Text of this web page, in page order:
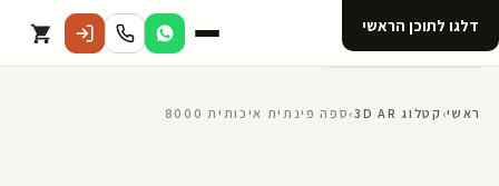
דלגו לתוכן הראשי
קטלוגראשי› קטלוג 3D AR › ספה פינתית איכותית 8000